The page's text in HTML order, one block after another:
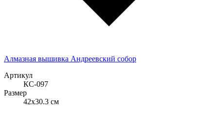
Алмазная вышивка Андреевский собор
Артикул
КС-097
Размер
42x30.3 см